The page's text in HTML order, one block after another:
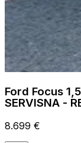
Ford Focus
SERVISNA -
8.699 €